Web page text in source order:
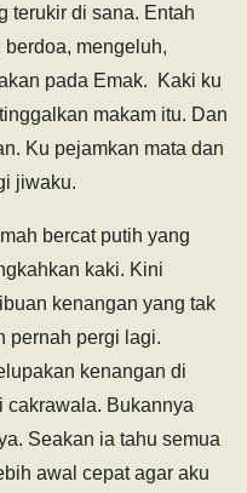
terukir di sana. Entah
mengeluh,
pada Emak. Kaki ku
makam itu. Dan
Ku pejamkan mata dan
jiwaku.
bercat putih yang
kaki. Kini
kenangan yang tak
pernah pergi lagi.
kenangan di
cakrawala. Bukannya
Seakan ia tahu semua
awal cepat agar aku